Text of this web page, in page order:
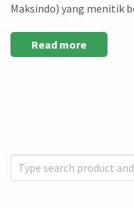
Maksindo) yang menitik
Read more